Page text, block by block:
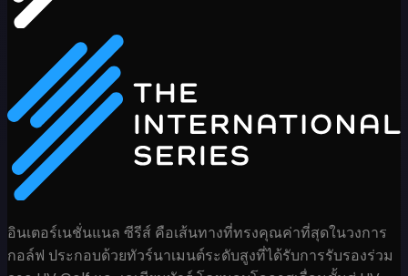
อินเตอร์เนชั่นแนล ซีรีส์ คือเส้นทางที่ทรงคุณค่าที่สุดในวงการ
กอล์ฟ ประกอบด้วยทัวร์นาเมนต์ระดับสูงที่ได้รับการรับรองร่วม